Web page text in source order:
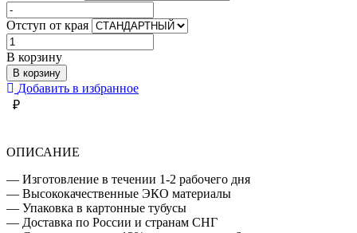
Отступ от края
Количество
товара
АБСТРАКЦИЯ
ФИГУРЫ
И
ПЯТНА
В корзину
В корзину
Добавить в избранное
₽
ОПИСАНИЕ
— Изготовление в течении 1-2 рабочего дня
— Высококачественные ЭКО материалы
— Упаковка в картонные тубусы
— Доставка по России и странам СНГ